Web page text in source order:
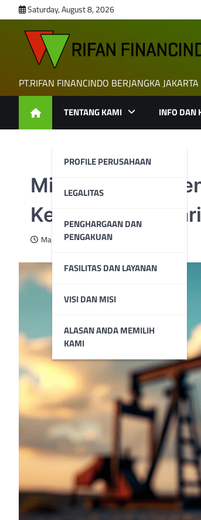
to
content
Saturday, August 8, 2026
PT.RIFAN FINANCINDO BERJANGKA JAKARTA
TENTANG KAMI
PROFILE PERUSAHAAN
LEGALITAS
PENGHARGAAN DAN
PENGAKUAN
FASILITAS DAN LAYANAN
VISI DAN MISI
ALASAN ANDA MEMILIH
KAMI
INFO DAN
Minyak Naik
Kekhawatiran
March 12, 2025